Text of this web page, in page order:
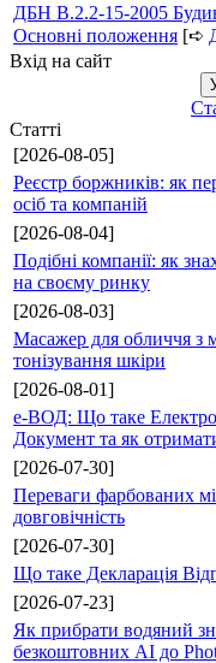
ДБН В.2.2-15-2005
Основні положення [➪
Вхід на сайт
Статті
[2026-08-05]
Реєстр боржників: як
осіб та компаній
[2026-08-04]
Подібні компанії: як
на своєму ринку
[2026-08-03]
Масажер для обличчя з
тонізування шкіри
[2026-08-01]
е-ВОД: Що таке
Документ та як
[2026-07-30]
Переваги фарбованих
довговічність
[2026-07-30]
Що таке Декларація
[2026-07-23]
Як прибрати водяний
безкоштовних AI до